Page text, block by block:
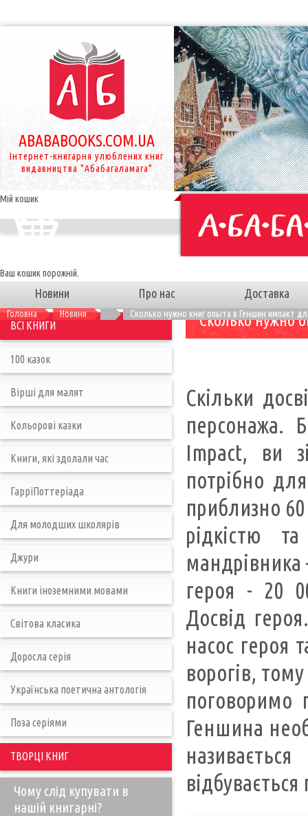
ABABABOOKS.COM.UA
Інтернет-книгарня улюблених книг
видавництва "Абабагаламага"
Мій кошик
Ваш кошик порожній.
Новини Про нас Доставка
Головна Новини Сколько нужно книг опыта в Геншин импакт
Сколько нужно
Скільки
персонажа.
Impact, ви
потрібно
приблизно 60
рідкістю
мандрівника
героя - 20
Досвід
насос героя
ворогів,
поговоримо
Геншина
ВСІ КНИГИ
100 казок
Вірші для малят
Кольорові казки
Книги, які здолали час
ГарріПоттеріада
Для молодших школярів
Джури
Книги іноземними мовами
Світова класика
Доросла серія
Українська поетична антологія
Поза серіями
ТВОРЦІ КНИГ
Чому слід купувати в
нашій книгарні?